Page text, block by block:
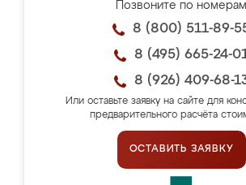
Позвоните по номерам
8 (800) 511-89-
8 (495) 665-24-
8 (926) 409-68-
Или оставьте заявку на сайте для
предварительного расчёта
ОСТАВИТЬ ЗАЯВКУ